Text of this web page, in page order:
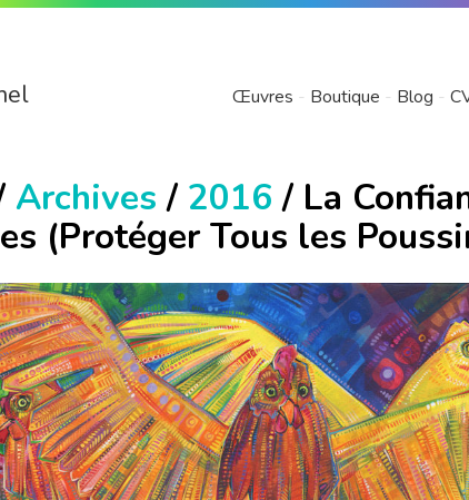
Œuvres Boutique Blog
Archives / 2016 / La
(Protéger Tous les